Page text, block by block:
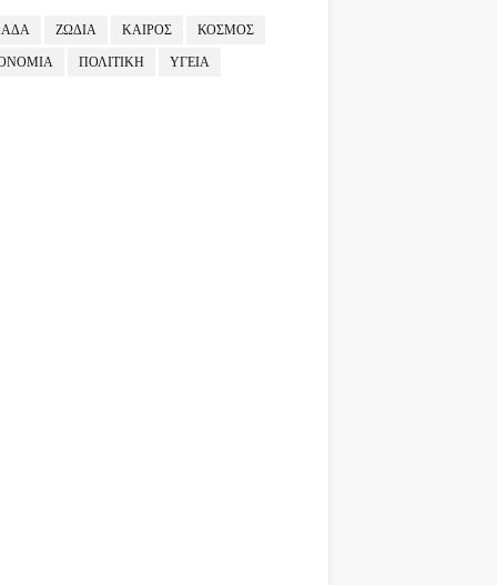
ΖΩΔΙΑ ΚΑΙΡΟΣ ΚΟΣΜΟΣ
ΠΟΛΙΤΙΚΗ ΥΓΕΙΑ